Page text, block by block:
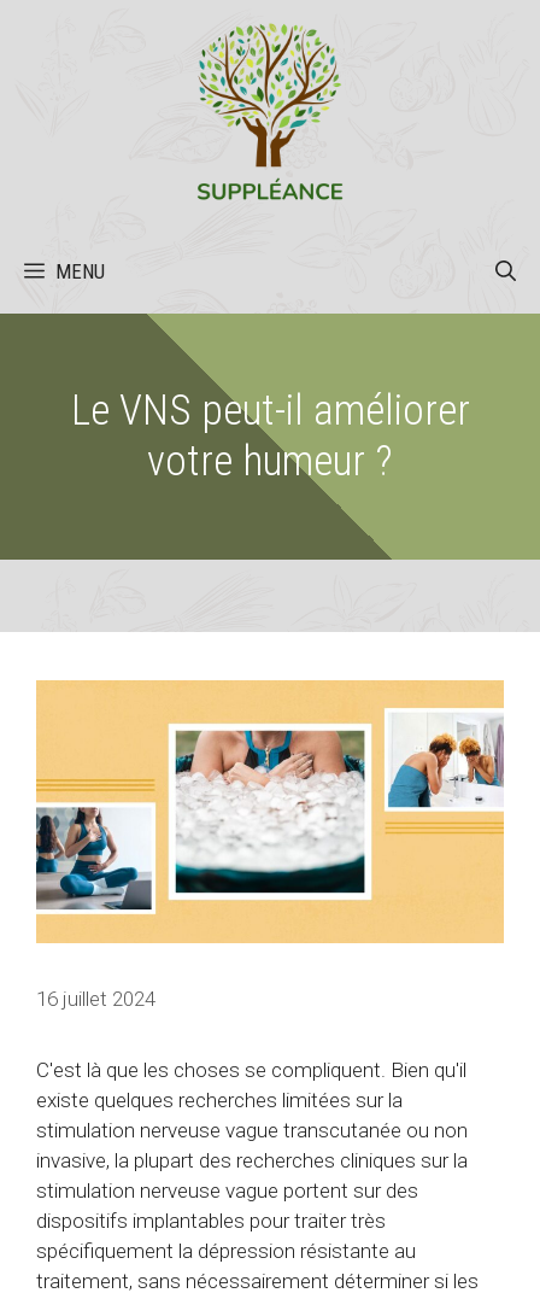
MENU
Le VNS peut-il améliorer
votre humeur ?
16 juillet 2024
C'est là que les choses se compliquent. Bien qu'il
existe quelques recherches limitées sur la
stimulation nerveuse vague transcutanée ou non
invasive, la plupart des recherches cliniques sur la
stimulation nerveuse vague portent sur des
dispositifs implantables pour traiter très
spécifiquement la dépression résistante au
traitement, sans nécessairement déterminer si les